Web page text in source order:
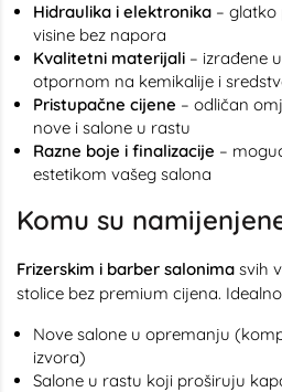
Hidraulika i elektronika – glatko
visine bez napora
Kvalitetni materijali – izrađene
otpornom na kemikalije i
Pristupačne cijene – odličan
nove i salone u rastu
Razne boje i finalizacije –
estetikom vašeg salona
Komu su
Frizerskim i barber salonima svih
stolice bez premium cijena.
Nove salone u opremanju
izvora)
Salone u rastu koji proširuju